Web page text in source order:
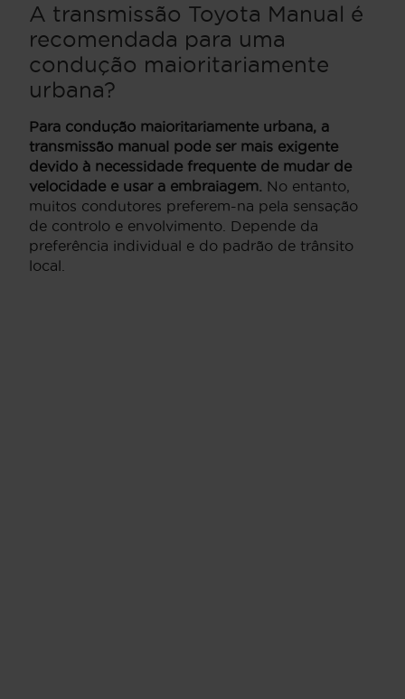
A transmissão Toyota Manual é
recomendada para uma
condução maioritariamente
urbana?
Para condução maioritariamente urbana, a
transmissão manual pode ser mais exigente
devido à necessidade frequente de mudar de
velocidade e usar a embraiagem. No entanto,
muitos condutores preferem-na pela sensação
de controlo e envolvimento. Depende da
preferência individual e do padrão de trânsito
local.